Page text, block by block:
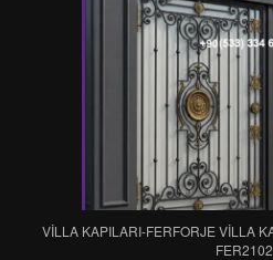
VİLLA KAPILARI-FERFORJE VİLLA